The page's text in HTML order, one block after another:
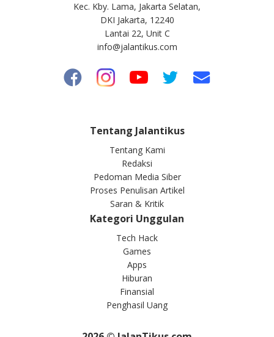
Kec. Kby. Lama, Jakarta Selatan,
DKI Jakarta, 12240
Lantai 22, Unit C
info@jalantikus.com
Tentang Jalantikus
Tentang Kami
Redaksi
Pedoman Media Siber
Proses Penulisan Artikel
Saran & Kritik
Kategori Unggulan
Tech Hack
Games
Apps
Hiburan
Finansial
Penghasil Uang